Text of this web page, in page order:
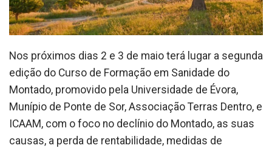
Nos próximos dias 2 e 3 de maio terá lugar a segunda
edição do Curso de Formação em Sanidade do
Montado, promovido pela Universidade de Évora,
Munípio de Ponte de Sor, Associação Terras Dentro, e
ICAAM, com o foco no declínio do Montado, as suas
causas, a perda de rentabilidade, medidas de